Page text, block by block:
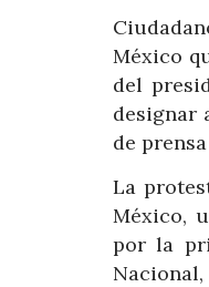
México
del
designar
de
La
México,
por la